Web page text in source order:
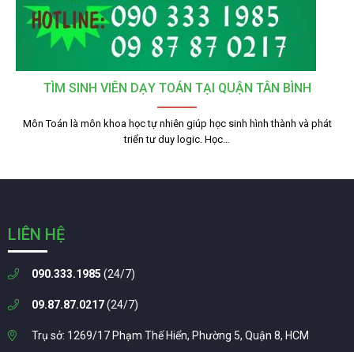
TÌM SINH VIÊN DẠY TOÁN TẠI QUẬN TÂN BÌNH
Môn Toán là môn khoa học tự nhiên giúp học sinh hình thành và phát
triển tư duy logic. Học…
LIÊN HỆ
090.333.1985 (24/7)
09.87.87.0217(24/7)
Trụ sở: 1269/17 Phạm Thế Hiển, Phường 5, Quận 8, HCM